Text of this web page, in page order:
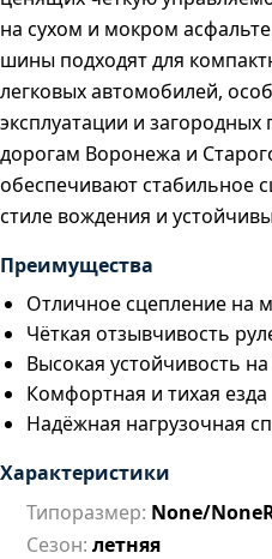
на сухом и мокром
шины подходят для
легковых автомобилей,
эксплуатации и
дорогам Воронежа и
обеспечивают стабильное
стиле вождения и
Преимущества
Отличное сцепление на
Чёткая отзывчивость
Высокая устойчивость
Комфортная и тихая езда
Надёжная нагрузочная
Характеристики
Типоразмер: None/
Сезон: летняя